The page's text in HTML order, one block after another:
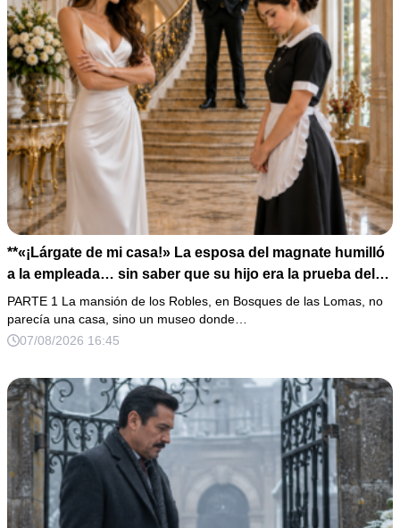
**«¡Lárgate de mi casa!» La esposa del magnate humilló
a la empleada… sin saber que su hijo era la prueba del
secreto que todos habían enterrado*
PARTE 1 La mansión de los Robles, en Bosques de las Lomas, no
parecía una casa, sino un museo donde…
07/08/2026 16:45